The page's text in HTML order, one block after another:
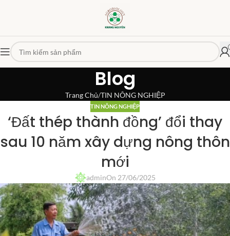
Blog
Trang Chủ TIN NÔNG NGHIỆP
TIN NÔNG NGHIỆP
‘Đất thép thành đồng’ đổi thay
sau 10 năm xây dựng nông thôn
mới
adminOn 27/06/2025